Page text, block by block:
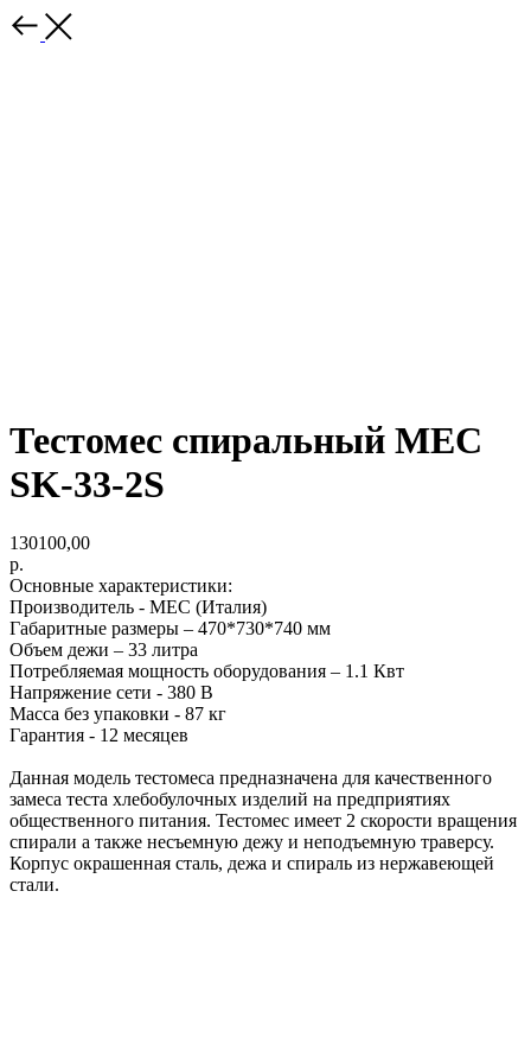
Тестомес спиральный MEC
SK-33-2S
130100,00
р.
Основные характеристики:
Производитель - MEC (Италия)
Габаритные размеры – 470*730*740 мм
Объем дежи – 33 литра
Потребляемая мощность оборудования – 1.1 Квт
Напряжение сети - 380 В
Масса без упаковки - 87 кг
Гарантия - 12 месяцев
Данная модель тестомеса предназначена для качественного
замеса теста хлебобулочных изделий на предприятиях
общественного питания. Тестомес имеет 2 скорости вращения
спирали а также несъемную дежу и неподъемную траверсу.
Корпус окрашенная сталь, дежа и спираль из нержавеющей
стали.